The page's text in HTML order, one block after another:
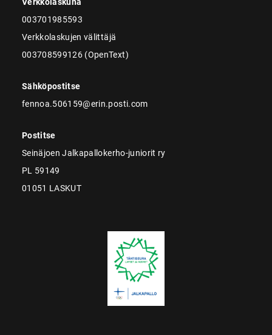
003701985593
Verkkolaskujen välittäjä
003708599126 (OpenText)
Sähköpostitse
fennoa.506159@erin.posti.com
Postitse
Seinäjoen Jalkapallokerho-juniorit ry
PL 59149
01051 LASKUT